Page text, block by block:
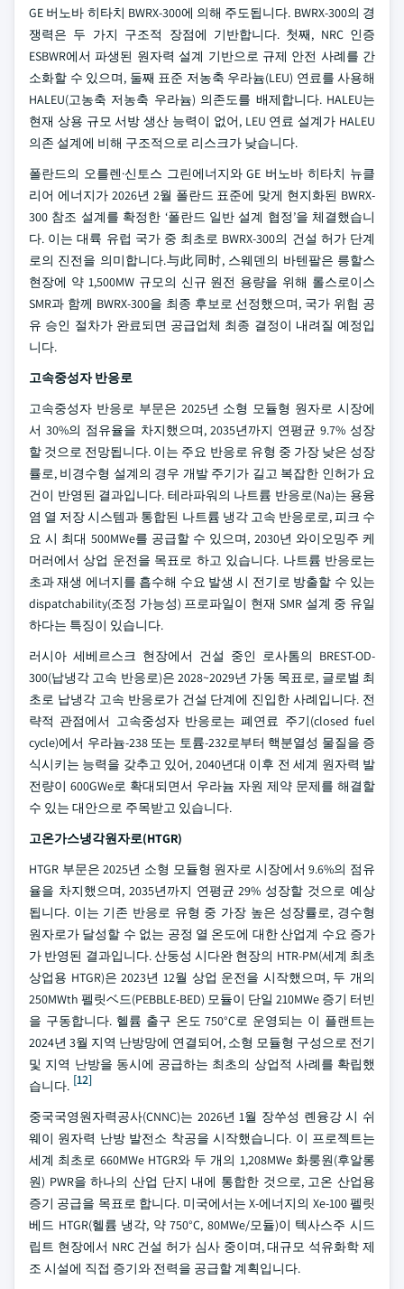
GE 버노바 히타치 BWRX-300에 의해 주도됩니다. BWRX-300의 경
쟁력은 두 가지 구조적 장점에 기반합니다. 첫째, NRC 인증
ESBWR에서 파생된 원자력 설계 기반으로 규제 안전 사례를 간
소화할 수 있으며, 둘째 표준 저농축 우라늄(LEU) 연료를 사용해
HALEU(고농축 저농축 우라늄) 의존도를 배제합니다. HALEU는
현재 상용 규모 서방 생산 능력이 없어, LEU 연료 설계가 HALEU
의존 설계에 비해 구조적으로 리스크가 낮습니다.
폴란드의 오를렌·신토스 그린에너지와 GE 버노바 히타치 뉴클
리어 에너지가 2026년 2월 폴란드 표준에 맞게 현지화된 BWRX-
300 참조 설계를 확정한 ‘폴란드 일반 설계 협정’을 체결했습니
다. 이는 대륙 유럽 국가 중 최초로 BWRX-300의 건설 허가 단계
로의 진전을 의미합니다.与此同时, 스웨덴의 바텐팔은 릉할스
현장에 약 1,500MW 규모의 신규 원전 용량을 위해 롤스로이스
SMR과 함께 BWRX-300을 최종 후보로 선정했으며, 국가 위험 공
유 승인 절차가 완료되면 공급업체 최종 결정이 내려질 예정입
니다.
고속중성자 반응로
고속중성자 반응로 부문은 2025년 소형 모듈형 원자로 시장에
서 30%의 점유율을 차지했으며, 2035년까지 연평균 9.7% 성장
할 것으로 전망됩니다. 이는 주요 반응로 유형 중 가장 낮은 성장
률로, 비경수형 설계의 경우 개발 주기가 길고 복잡한 인허가 요
건이 반영된 결과입니다. 테라파워의 나트륨 반응로(Na)는 용융
염 열 저장 시스템과 통합된 나트륨 냉각 고속 반응로로, 피크 수
요 시 최대 500MWe를 공급할 수 있으며, 2030년 와이오밍주 케
머러에서 상업 운전을 목표로 하고 있습니다. 나트륨 반응로는
초과 재생 에너지를 흡수해 수요 발생 시 전기로 방출할 수 있는
dispatchability(조정 가능성) 프로파일이 현재 SMR 설계 중 유일
하다는 특징이 있습니다.
러시아 세베르스크 현장에서 건설 중인 로사톰의 BREST-OD-
300(납냉각 고속 반응로)은 2028~2029년 가동 목표로, 글로벌 최
초로 납냉각 고속 반응로가 건설 단계에 진입한 사례입니다. 전
략적 관점에서 고속중성자 반응로는 폐연료 주기(closed fuel
cycle)에서 우라늄-238 또는 토륨-232로부터 핵분열성 물질을 증
식시키는 능력을 갖추고 있어, 2040년대 이후 전 세계 원자력 발
전량이 600GWe로 확대되면서 우라늄 자원 제약 문제를 해결할
수 있는 대안으로 주목받고 있습니다.
고온가스냉각원자로(HTGR)
HTGR 부문은 2025년 소형 모듈형 원자로 시장에서 9.6%의 점유
율을 차지했으며, 2035년까지 연평균 29% 성장할 것으로 예상
됩니다. 이는 기존 반응로 유형 중 가장 높은 성장률로, 경수형
원자로가 달성할 수 없는 공정 열 온도에 대한 산업계 수요 증가
가 반영된 결과입니다. 산둥성 시다완 현장의 HTR-PM(세계 최초
상업용 HTGR)은 2023년 12월 상업 운전을 시작했으며, 두 개의
250MWth 펠릿ベ드(PEBBLE-BED) 모듈이 단일 210MWe 증기 터빈
을 구동합니다. 헬륨 출구 온도 750°C로 운영되는 이 플랜트는
2024년 3월 지역 난방망에 연결되어, 소형 모듈형 구성으로 전기
및 지역 난방을 동시에 공급하는 최초의 상업적 사례를 확립했
습니다. [12]
중국국영원자력공사(CNNC)는 2026년 1월 장쑤성 롄융강 시 쉬
웨이 원자력 난방 발전소 착공을 시작했습니다. 이 프로젝트는
세계 최초로 660MWe HTGR와 두 개의 1,208MWe 화룽원(후알롱
원) PWR을 하나의 산업 단지 내에 통합한 것으로, 고온 산업용
증기 공급을 목표로 합니다. 미국에서는 X-에너지의 Xe-100 펠릿
베드 HTGR(헬륨 냉각, 약 750°C, 80MWe/모듈)이 텍사스주 시드
립트 현장에서 NRC 건설 허가 심사 중이며, 대규모 석유화학 제
조 시설에 직접 증기와 전력을 공급할 계획입니다.